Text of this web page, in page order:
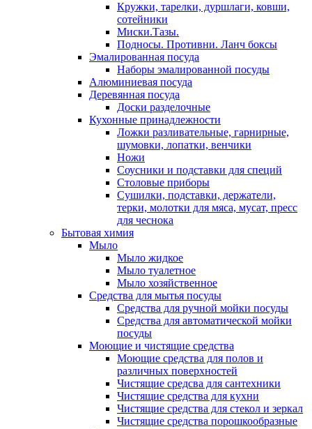
Кружки, тарелки, дуршлаги, ковши,
сотейники
Миски.Тазы.
Подносы. Противни. Ланч боксы
Эмалированная посуда
Наборы эмалированной посуды
Алюминиевая посуда
Деревянная посуда
Доски разделочные
Кухонные принадлежности
Ложки разливательные, гарнирные,
шумовки, лопатки, венчики
Ножи
Соусники и подставки для специй
Столовые приборы
Сушилки, подставки, держатели,
терки, молотки для мяса, мусат, пресс
для чеснока
Бытовая химия
Мыло
Мыло жидкое
Мыло туалетное
Мыло хозяйственное
Средства для мытья посуды
Средства для ручной мойки посуды
Средства для автоматической мойки
посуды
Моющие и чистящие средства
Моющие средства для полов и
различных поверхностей
Чистящие средсва для сантехники
Чистящие средства для кухни
Чистящие средства для стекол и зеркал
Чистящие средства порошкообразные